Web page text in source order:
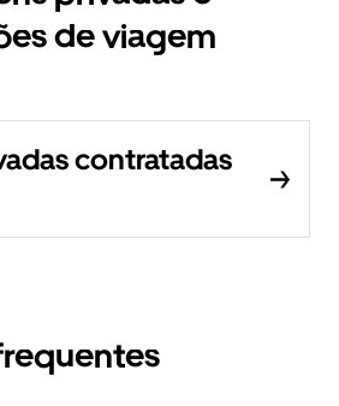
de viagem
contratadas